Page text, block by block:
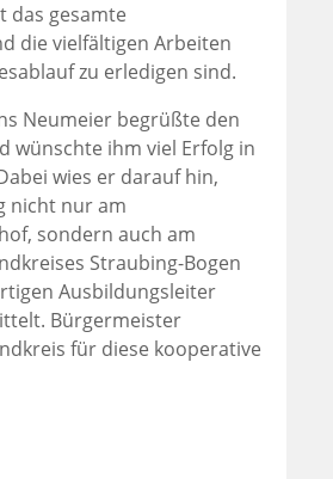
das gesamte
die vielfältigen Arbeiten
zu erledigen sind.
Neumeier begrüßte den
wünschte ihm viel Erfolg in
wies er darauf hin,
nicht nur am
sondern auch am
Straubing-Bogen
Ausbildungsleiter
Bürgermeister
für diese kooperative